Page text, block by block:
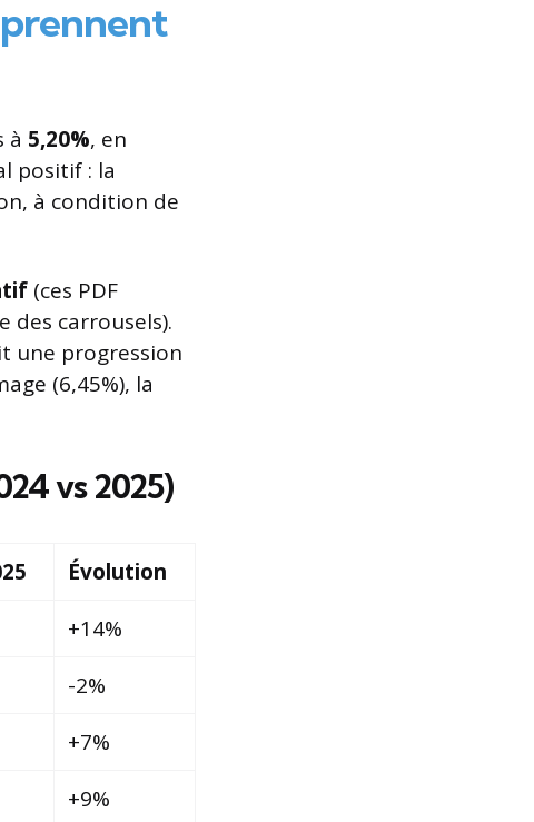
à 5,20%, en
positif : la
à condition de
(ces PDF
des carrousels).
une progression
(6,45%), la
vs 2025)
Évolution
+14%
-2%
+7%
+9%